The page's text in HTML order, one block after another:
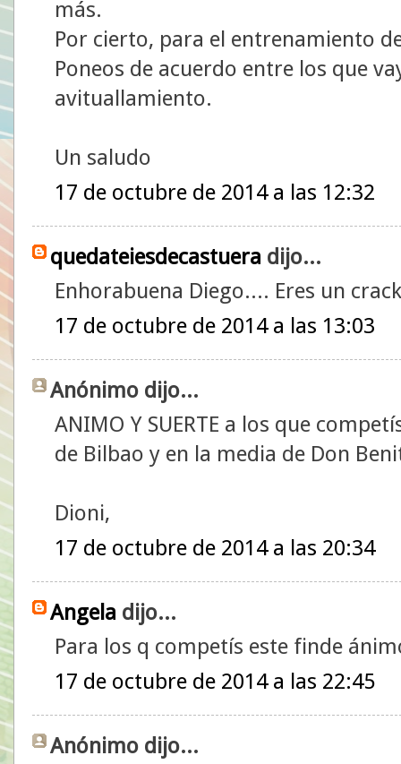
más.
Por cierto, para el entrenamiento
Poneos de acuerdo entre los que
avituallamiento.
Un saludo
17 de octubre de 2014 a las 12:32
quedateiesdecastuera dijo...
Enhorabuena Diego.... Eres un
17 de octubre de 2014 a las 13:03
Anónimo dijo...
ANIMO Y SUERTE a los que
de Bilbao y en la media de Don
Dioni,
17 de octubre de 2014 a las 20:34
Angela dijo...
Para los q competís este finde
17 de octubre de 2014 a las 22:45
Anónimo dijo...